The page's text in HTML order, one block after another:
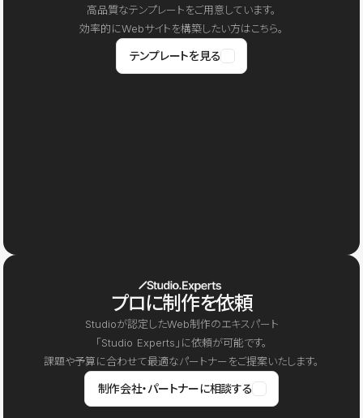
高品質なテンプレートをご用意しています。
効率的にWebサイトを構築したい方はこちら。
テンプレートを見る
プロに制作を依頼
Studioが認定したWeb制作のエキスパート
「Studio Experts」に依頼が可能です。
課題や予算に合わせて最適なパートナーをご提案いたします。
制作会社・パートナーに相談する